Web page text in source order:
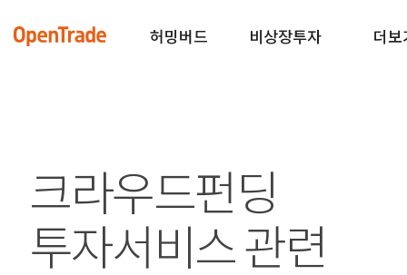
허밍버드 비상장투자 더보
크라우드펀딩
투자서비스 관련